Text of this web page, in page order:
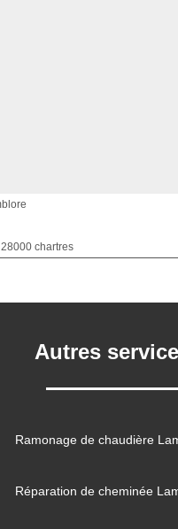
chartres
Autres
Ramonage de chaudière
Réparation de cheminée